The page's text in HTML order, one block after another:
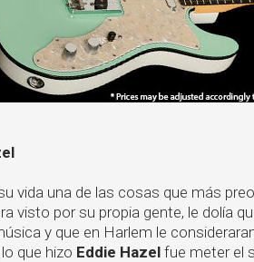
vida una de las cosas que más
visto por su propia gente, le dolía
y que en Harlem le
que hizo Eddie Hazel fue meter el